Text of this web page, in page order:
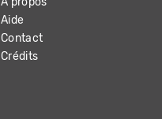
Aide
Contact
Crédits